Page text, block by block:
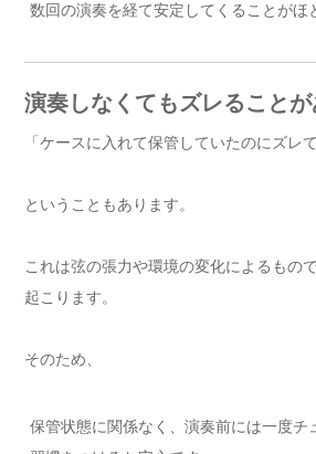
数回の演奏を経て安定してくることがほ
演奏しなくてもズレることが
「ケースに入れて保管していたのにズレて
ということもあります。
これは弦の張力や環境の変化によるもの
起こります。
そのため、
保管状態に関係なく、演奏前には一度チ